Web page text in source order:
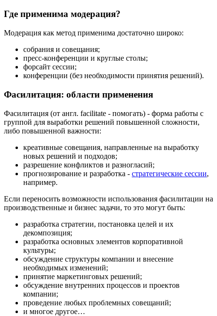
Где применима модерация?
Модерация как метод применима достаточно широко:
собрания и совещания;
пресс-конференции и круглые столы;
форсайт сессии;
конференции (без необходимости принятия решений).
Фасилитация: области применения
Фасилитация (от англ. facilitate - помогать) - форма работы с
группой для выработки решений повышенной сложности,
либо повышенной важности:
креативные совещания, направленные на выработку
новых решений и подходов;
разрешение конфликтов и разногласий;
прогнозирование и разработка - стратегические сессии,
например.
Если переносить возможности использования фасилитации на
производственные и бизнес задачи, то это могут быть:
разработка стратегии, постановка целей и их
декомпозиция;
разработка основных элементов корпоративной
культуры;
обсуждение структуры компании и внесение
необходимых изменений;
принятие маркетинговых решений;
обсуждение внутренних процессов и проектов
компании;
проведение любых проблемных совещаний;
и многое другое…